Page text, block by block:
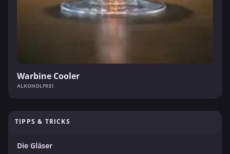
Warbine Cooler
ALKOHOLFREI
TIPPS & TRICKS
Die Gläser